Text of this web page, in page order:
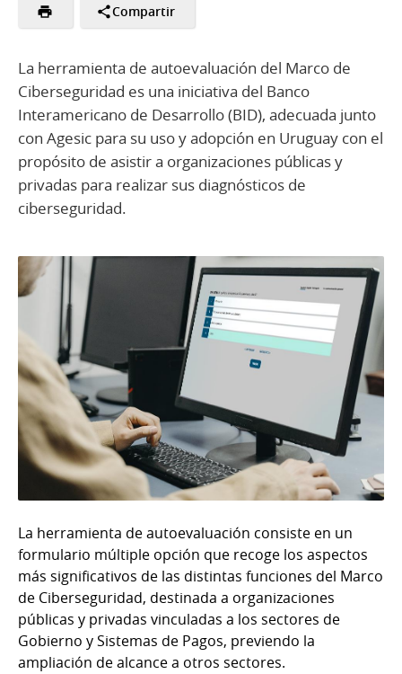
Compartir
La herramienta de autoevaluación del Marco de
Ciberseguridad es una iniciativa del Banco
Interamericano de Desarrollo (BID), adecuada junto
con Agesic para su uso y adopción en Uruguay con el
propósito de asistir a organizaciones públicas y
privadas para realizar sus diagnósticos de
ciberseguridad.
La herramienta de autoevaluación consiste en un
formulario múltiple opción que recoge los aspectos
más significativos de las distintas funciones del Marco
de Ciberseguridad, destinada a organizaciones
públicas y privadas vinculadas a los sectores de
Gobierno y Sistemas de Pagos, previendo la
ampliación de alcance a otros sectores.